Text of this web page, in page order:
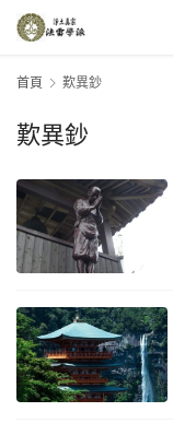
首頁 歎異鈔
歎異鈔